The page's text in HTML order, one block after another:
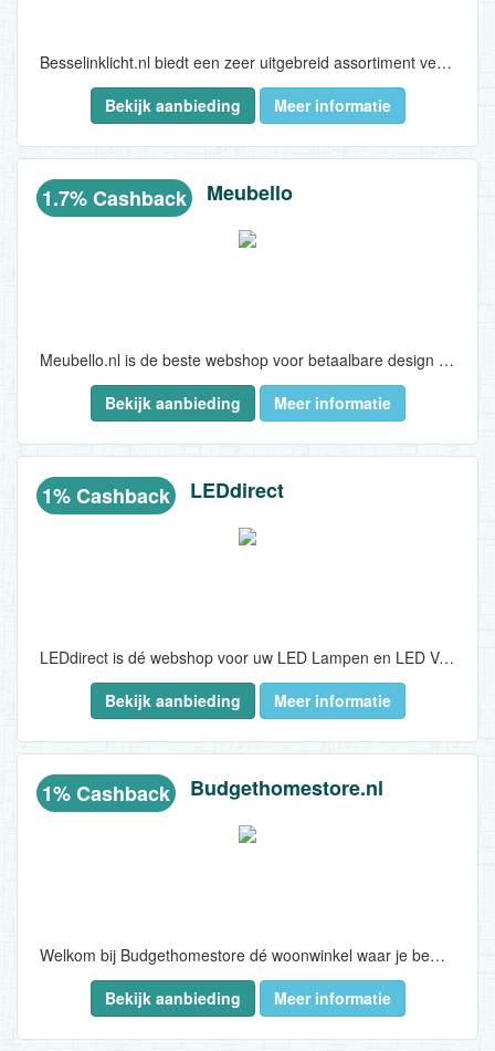
Besselinklicht.nl biedt een zeer uitgebreid assortiment verrassende, trendy lampen voor in elke ruimte in huis. Consumenten kunnen kiezen uit hanglampen, wandlampen, vloerlampen, plafondlampen, tafellampen, bureaulampen, booglampen, kroonluchters, inbouwspots, opbouwspots en (filament) lichtbronnen van uitstekende kwaliteit tegen de laagste prijs! Verbouwing, verhuizing, woonmetamorfose, renovatie, decoratie: bij Besselinklicht.nl is verlichting om een unieke woonsfeer te creëren snel, overzichtelijk en veilig te bestellen, waarbij achteraf betalen mogelijk is...
Bekijk aanbieding
Meer informatie
1.7% Cashback Meubello
Meubello.nl is de beste webshop voor betaalbare design meubels met de beste service. Alle producten die de consument vindt zijn design en passen in een interieur waar design de maatstaf is. Meubello houdt haar assortiment altijd up to date en volgt de nieuwste trends...
Bekijk aanbieding
Meer informatie
1% Cashback LEDdirect
LEDdirect is dé webshop voor uw LED Lampen en LED Verlichting van hoge kwaliteit tegen de beste prijs. Voor particulieren en bedrijven!..
Bekijk aanbieding
Meer informatie
1% Cashback Budgethomestore.nl
Welkom bij Budgethomestore dé woonwinkel waar je bewust betaalbaar winkelt als je jouw woonkamer, slaapkamer of eetkamer opnieuw wilt inrichten. Of het nu gaat om een nieuw bankstel, eettafel, boxspring of een relaxfauteuil. Voor iedere smaak vind je in onze woonwinkels wat wils en zeker zo belangrijk: ook voor ieders budget!..
Bekijk aanbieding
Meer informatie